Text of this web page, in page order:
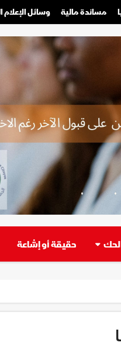
محترف
مساندة مالية وسائل الإعلام
حقيقة أو إشاعة